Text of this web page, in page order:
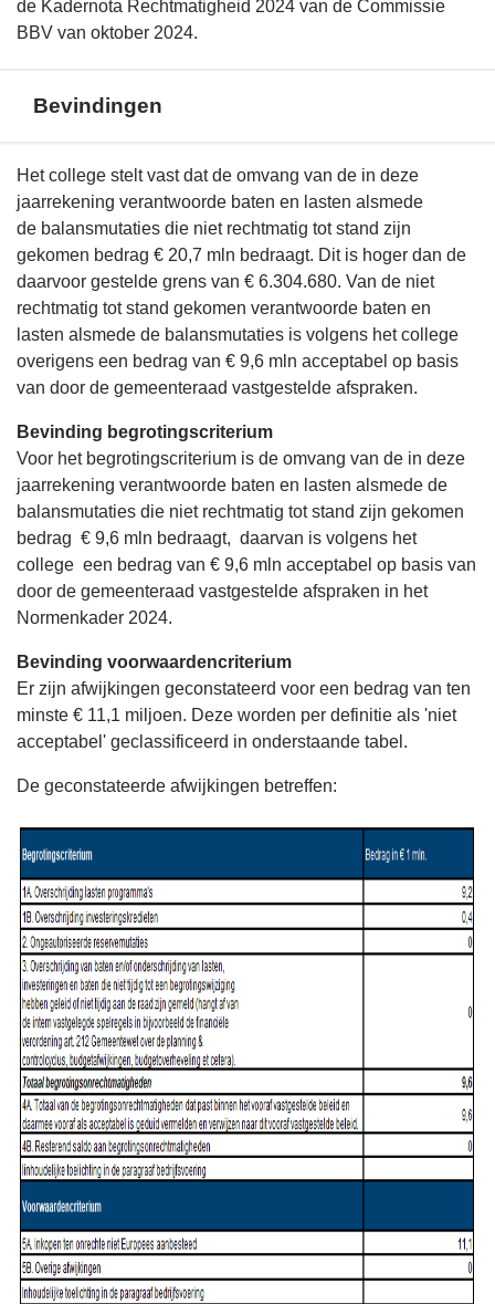
de Kadernota Rechtmatigheid 2024 van de Commissie
BBV van oktober 2024.
Bevindingen
Terug
naar
navigatie
Rechtmatigheidsverantwoording
Bevindingen
Het college stelt vast dat de omvang van de in deze
jaarrekening verantwoorde baten en lasten alsmede
de balansmutaties die niet rechtmatig tot stand zijn
gekomen bedrag € 20,7 mln bedraagt. Dit is hoger dan de
daarvoor gestelde grens van € 6.304.680. Van de niet
rechtmatig tot stand gekomen verantwoorde baten en
lasten alsmede de balansmutaties is volgens het college
overigens een bedrag van € 9,6 mln acceptabel op basis
van door de gemeenteraad vastgestelde afspraken.
Bevinding begrotingscriterium
Voor het begrotingscriterium is de omvang van de in deze
jaarrekening verantwoorde baten en lasten alsmede de
balansmutaties die niet rechtmatig tot stand zijn gekomen
bedrag € 9,6 mln bedraagt, daarvan is volgens het
college een bedrag van € 9,6 mln acceptabel op basis van
door de gemeenteraad vastgestelde afspraken in het
Normenkader 2024.
Bevinding voorwaardencriterium
Er zijn afwijkingen geconstateerd voor een bedrag van ten
minste € 11,1 miljoen. Deze worden per definitie als 'niet
acceptabel' geclassificeerd in onderstaande tabel.
De geconstateerde afwijkingen betreffen: